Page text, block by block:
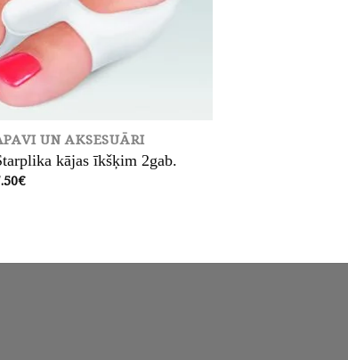
UN AKSESUĀRI
kājas īkšķim 2gab.
€